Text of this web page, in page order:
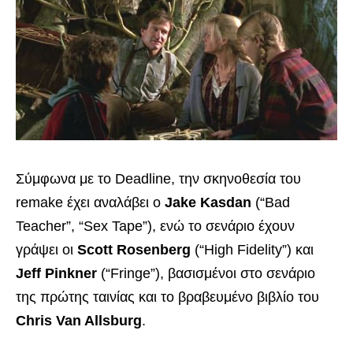
Σύμφωνα με το Deadline, την σκηνοθεσία του
remake έχει αναλάβει ο Jake Kasdan (“Bad
Teacher”, “Sex Tape”), ενώ το σενάριο έχουν
γράψει οι Scott Rosenberg (“High Fidelity”) και
Jeff Pinkner (“Fringe”), βασισμένοι στο σενάριο
της πρώτης ταινίας και το βραβευμένο βιβλίο του
Chris Van Allsburg.